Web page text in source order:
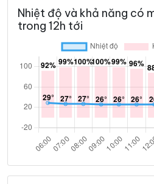
Nhiệt độ và khả năng có
trong 12h tới